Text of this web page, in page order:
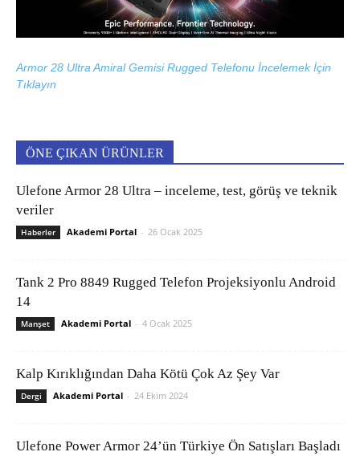
Armor 28 Ultra Amiral Gemisi Rugged Telefonu İncelemek İçin
Tıklayın
ÖNE ÇIKAN ÜRÜNLER
Ulefone Armor 28 Ultra – inceleme, test, görüş ve teknik
veriler
Haberler Akademi Portal - 26 Ocak 2025
Tank 2 Pro 8849 Rugged Telefon Projeksiyonlu Android
14
Manşet Akademi Portal - 4 Ocak 2025
Kalp Kırıklığından Daha Kötü Çok Az Şey Var
Dergi Akademi Portal - 24 Ekim 2024
Ulefone Power Armor 24’ün Türkiye Ön Satışları Başladı